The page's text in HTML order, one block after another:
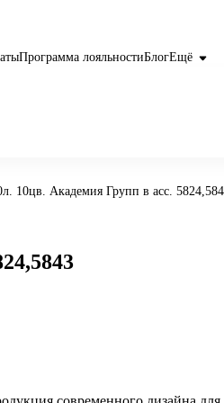
Программа лояльностиБлогЕщё
10цв. Академия Групп в асс.